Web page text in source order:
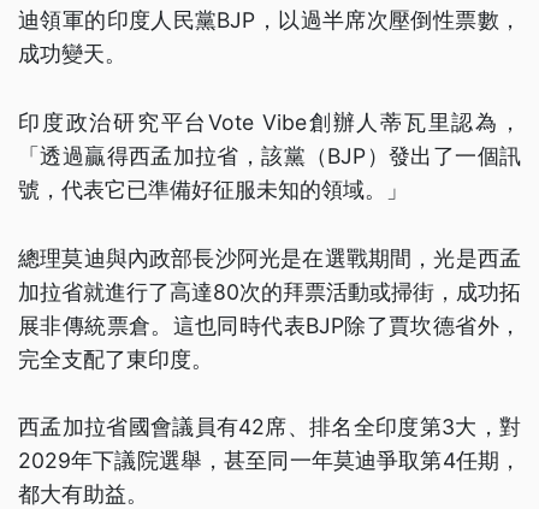
迪領軍的印度人民黨BJP，以過半席次壓倒性票數，
成功變天。
印度政治研究平台Vote Vibe創辦人蒂瓦里認為，
「透過贏得西孟加拉省，該黨（BJP）發出了一個訊
號，代表它已準備好征服未知的領域。」
總理莫迪與內政部長沙阿光是在選戰期間，光是西孟
加拉省就進行了高達80次的拜票活動或掃街，成功拓
展非傳統票倉。這也同時代表BJP除了賈坎德省外，
完全支配了東印度。
西孟加拉省國會議員有42席、排名全印度第3大，對
2029年下議院選舉，甚至同一年莫迪爭取第4任期，
都大有助益。